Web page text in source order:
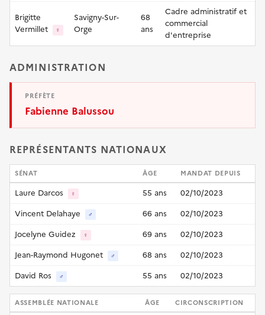
Brigitte
Vermillet
♀
Savigny-Sur-
Orge
68
ans
Cadre administratif et
commercial
d'entreprise
ADMINISTRATION
PRÉFÈTE
Fabienne Balussou
REPRÉSENTANTS NATIONAUX
SÉNAT ÂGE MANDAT DEPUIS
Laure Darcos ♀ 55 ans
02/10/2023
Vincent Delahaye
♂ 66 ans
02/10/2023
Jocelyne Guidez
♀ 69 ans
02/10/2023
Jean-Raymond Hugonet
♂ 68 ans
02/10/2023
David Ros
♂ 55 ans 02/10/2023
ASSEMBLÉE NATIONALE ÂGE CIRCONSCRIPTION